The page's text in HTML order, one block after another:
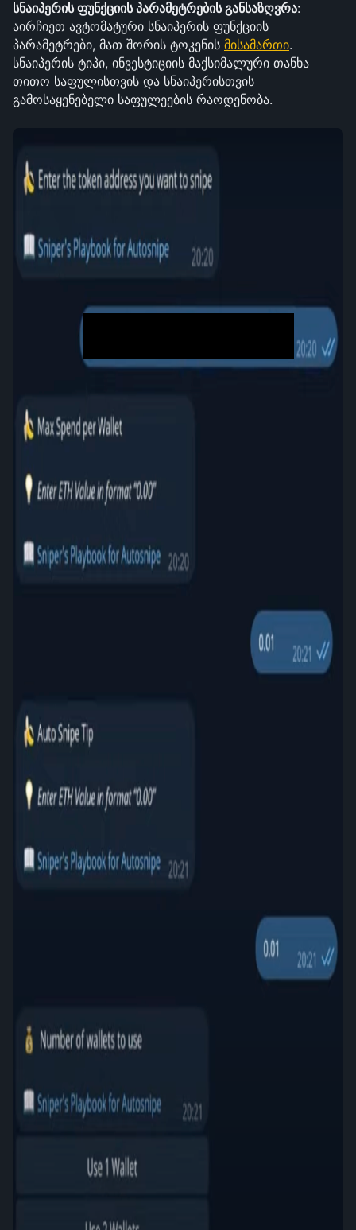
სნაიპერის ფუნქციის პარამეტრების განსაზღვრა:
აირჩიეთ ავტომატური სნაიპერის ფუნქციის
პარამეტრები, მათ შორის ტოკენის მისამართი.
სნაიპერის ტიპი, ინვესტიციის მაქსიმალური თანხა
თითო საფულისთვის და სნაიპერისთვის
გამოსაყენებელი საფულეების რაოდენობა.